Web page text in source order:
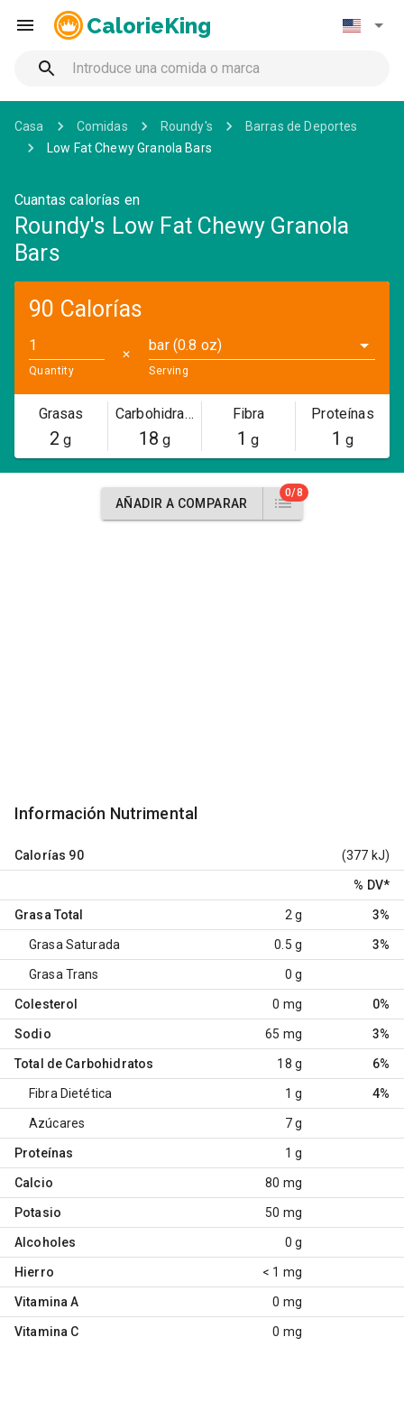
CalorieKing
Casa Comidas Roundy's
Barras de Deportes
Low Fat Chewy Granola Bars
Cuantas calorías en
Roundy's Low Fat Chewy Granola
Bars
90 Calorías
Quantity
✕
bar (0.8 oz)
Serving
Grasas
2 g
Carbohidratos
18 g
Fibra
1 g
Proteínas
1 g
AÑADIR A COMPARAR
0/8
Información Nutrimental
Calorías 90 (377 kJ)
% DV*
Grasa Total 2 g 3%
Grasa Saturada 0.5 g 3%
Grasa Trans 0 g
Colesterol 0 mg 0%
Sodio 65 mg 3%
Total de Carbohidratos 18 g 6%
Fibra Dietética 1 g 4%
Azúcares 7 g
Proteínas 1 g
Calcio 80 mg
Potasio 50 mg
Alcoholes 0 g
Hierro < 1 mg
Vitamina A 0 mg
Vitamina C 0 mg